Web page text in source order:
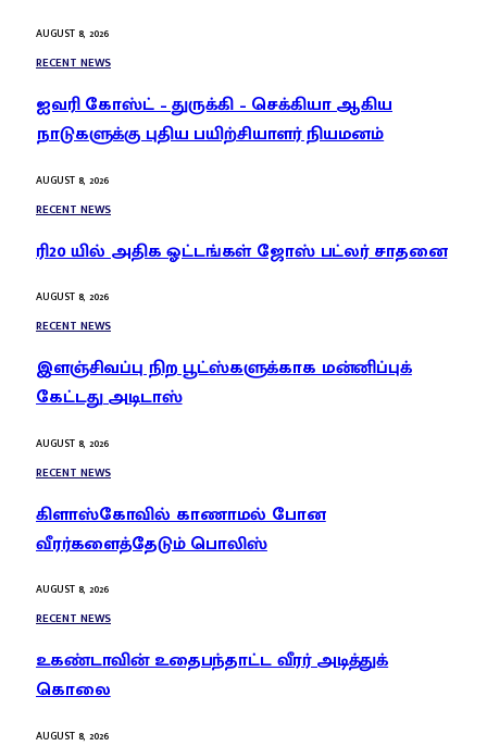
AUGUST 8, 2026
RECENT NEWS
ஐவரி கோஸ்ட் – துருக்கி – செக்கியா ஆகிய
நாடுகளுக்கு புதிய பயிற்சியாளர் நியமனம்
AUGUST 8, 2026
RECENT NEWS
ரி20 யில் அதிக ஓட்டங்கள் ஜோஸ் பட்லர் சாதனை
AUGUST 8, 2026
RECENT NEWS
இளஞ்சிவப்பு நிற பூட்ஸ்களுக்காக மன்னிப்புக்
கேட்டது அடிடாஸ்
AUGUST 8, 2026
RECENT NEWS
கிளாஸ்கோவில் காணாமல் போன
வீரர்களைத்தேடும் பொலிஸ்
AUGUST 8, 2026
RECENT NEWS
உகண்டாவின் உதைபந்தாட்ட வீரர் அடித்துக்
கொலை
AUGUST 8, 2026